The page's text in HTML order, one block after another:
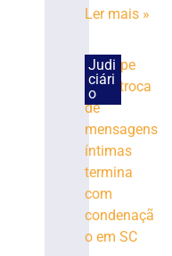
mais
Cratera
se
abre
Ler mais »
Judi
ciári
o